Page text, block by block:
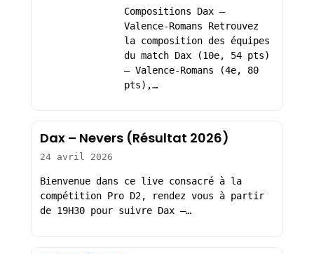
Compositions Dax –
Valence-Romans Retrouvez
la composition des équipes
du match Dax (10e, 54 pts)
– Valence-Romans (4e, 80
pts),…
Dax – Nevers (Résultat 2026)
24 avril 2026
Bienvenue dans ce live consacré à la
compétition Pro D2, rendez vous à partir
de 19H30 pour suivre Dax –…